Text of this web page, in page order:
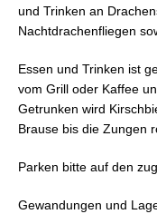
und Trinken an
Nachtdrachenfliegen
Essen und Trinken ist
vom Grill oder Kaffee
Getrunken wird
Brause bis die Zungen
Parken bitte auf den
Gewandungen und